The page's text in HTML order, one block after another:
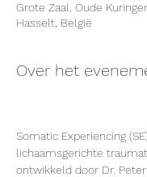
Grote Zaal, Oude
Hasselt, België
Over het
Somatic Experiencing
lichaamsgerichte
ontwikkeld door Dr.